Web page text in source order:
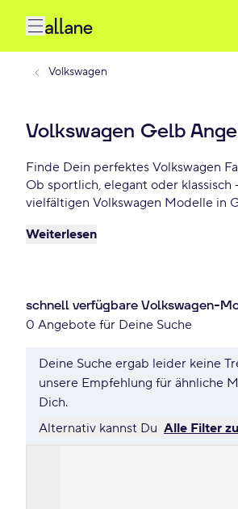
Volkswagen
Volkswagen Gelb
Finde Dein perfektes Volkswagen
Ob sportlich, elegant oder klassisch
vielfältigen Volkswagen Modelle in Gelb bieten für
Traumauto und profitiere von
Weiterlesen
schnell verfügbare Volkswagen-
0 Angebote für Deine Suche
Deine Suche ergab leider keine
unsere Empfehlung für ähnliche
Dich.
Alternativ kannst Du Alle Filter